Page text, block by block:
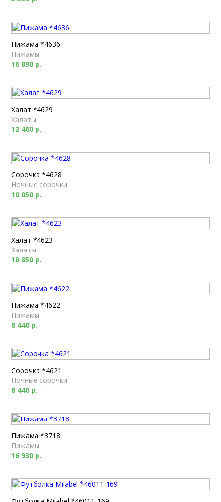
Пижама *4636
Пижамы
16 890 р.
Халат *4629
Халаты
12 460 р.
Сорочка *4628
Ночные сорочки
10 050 р.
Халат *4623
Халаты
10 850 р.
Пижама *4622
Пижамы
8 440 р.
Сорочка *4621
Ночные сорочки
8 440 р.
Пижама *3718
Пижамы
16 930 р.